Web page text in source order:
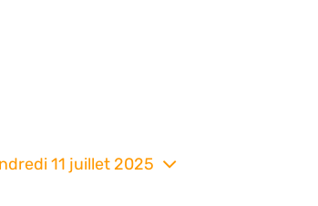
11 juillet 2025